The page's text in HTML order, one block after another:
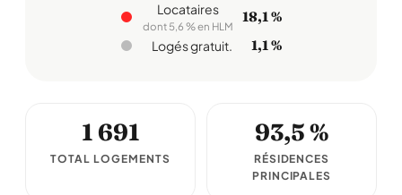
Locataires
dont 5,6 % en HLM
18,1 %
Logés gratuit. 1,1 %
1 691
TOTAL LOGEMENTS
93,5 %
RÉSIDENCES
PRINCIPALES